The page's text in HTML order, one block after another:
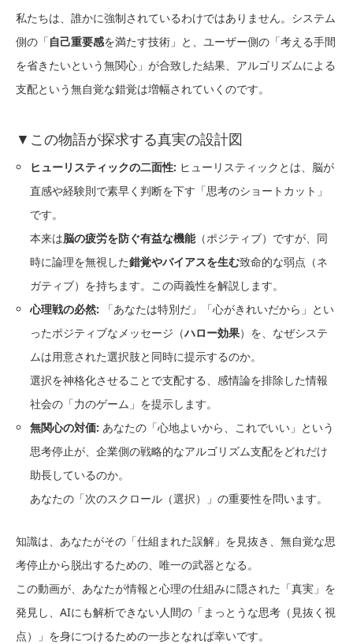
私たちは、誰かに強制されているわけではありません。システム
側の「自己重要感を満たす技術」と、ユーザー側の「考える手間
を省きたいという無関心」が合致した結果、アルゴリズムによる
支配という無自覚な錯覚は増幅されていくのです。
▼この物語が探求する真実の設計図
ヒューリスティックの二面性: ヒューリスティックとは、脳が
直感や経験則で素早く判断を下す「思考のショートカット」
です。
本来は脳の疲労を防ぐ有益な機能（ポジティブ）ですが、同
時に論理を無視した錯覚やバイアスを生む致命的な弱点（ネ
ガティブ）を持ちます。この両義性を解説します。
心理戦の必然: 「あなたは特別だ」「心がきれいだから」とい
ったポジティブなメッセージ（ハロー効果）を、なぜシステ
ムは用意された選択肢と同時に提示するのか。
選択を神格化させることで支配する、感情論を排除した情報
社会の「力のゲーム」を提示します。
無関心の対価: あなたの「心地よいから、これでいい」という
思考停止が、企業側の戦略的なアルゴリズム支配をどれだけ
助長しているのか。
あなたの「次のスクロール（選択）」の重要性を問います。
知識は、あなたがその「仕組まれた誤解」を見抜き、無自覚な思
考停止から脱出するための、唯一の武器となる。
この動画が、あなたが情報と心理の仕組みに隠された「真実」を
発見し、AIにも解析できない人間の「まっとうな思考（見抜く視
点）」を身につけるための一歩となれば幸いです。